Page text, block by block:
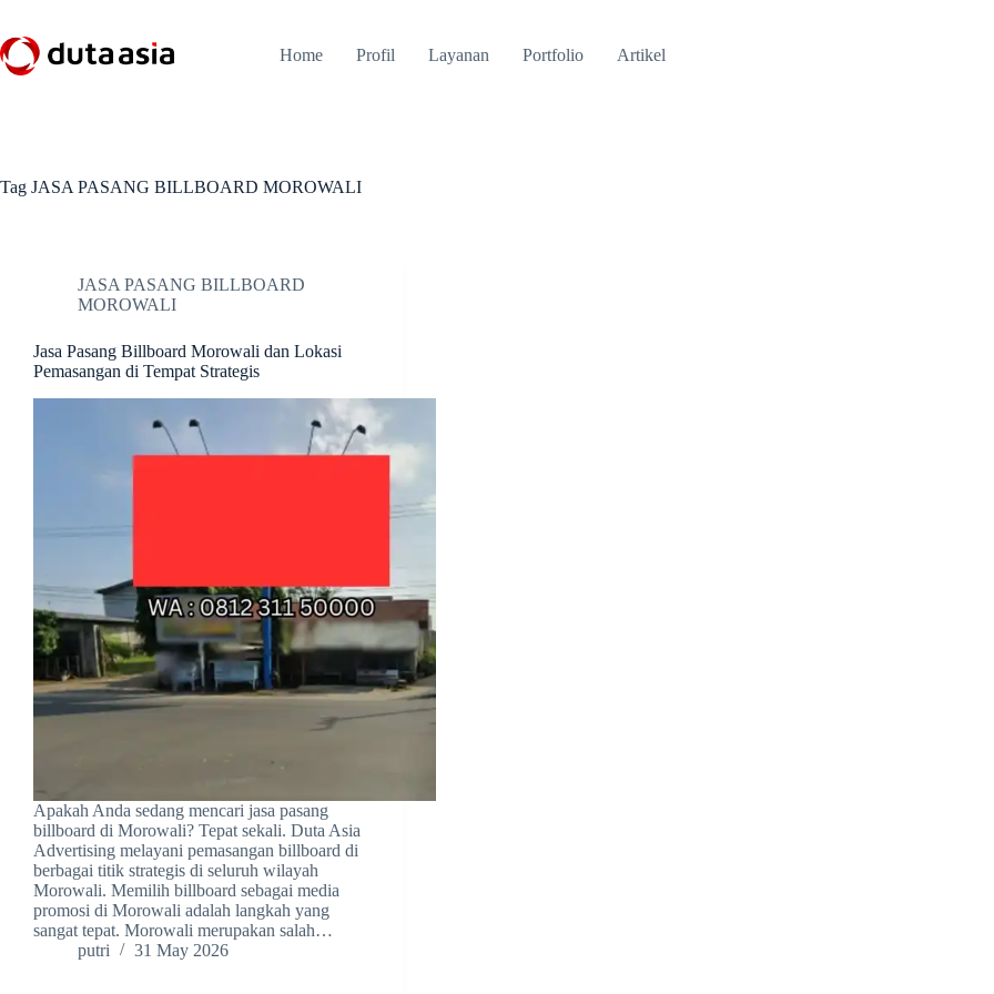
content
Home Profil Layanan Portfolio Artikel
Tag JASA PASANG BILLBOARD MOROWALI
JASA PASANG BILLBOARD
MOROWALI
Jasa Pasang Billboard Morowali dan Lokasi
Pemasangan di Tempat Strategis
Apakah Anda sedang mencari jasa pasang
billboard di Morowali? Tepat sekali. Duta Asia
Advertising melayani pemasangan billboard di
berbagai titik strategis di seluruh wilayah
Morowali. Memilih billboard sebagai media
promosi di Morowali adalah langkah yang
sangat tepat. Morowali merupakan salah…
putri
31 May 2026